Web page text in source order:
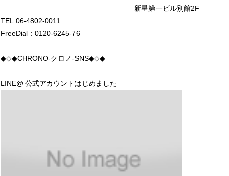
新星第一ビル別館2F
TEL:06-4802-0011
FreeDial：0120-6245-76
◆◇◆CHRONO-クロノ-SNS◆◇◆
LINE@ 公式アカウントはじめました